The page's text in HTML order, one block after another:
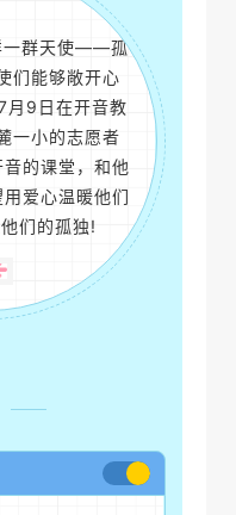
一群天使——孤
们能够敞开心
月9日在开音教
一小的志愿者
的课堂，和他
爱心温暖他们
们的孤独!